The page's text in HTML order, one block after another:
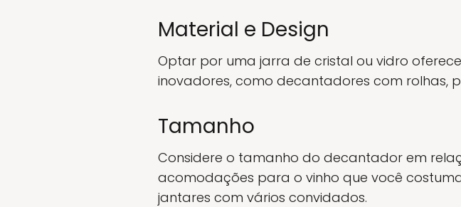
Material e Design
Optar por uma jarra de cristal ou vidro
inovadores, como decantadores com rolhas,
Tamanho
Considere o tamanho do decantador em
acomodações para o vinho que você
jantares com vários convidados.